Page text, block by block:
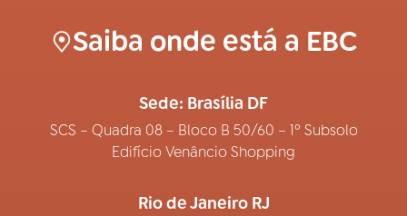
Saiba onde está a EBC
Sede: Brasília DF
SCS – Quadra 08 – Bloco B 50/60 – 1º Subsolo
Edifício Venâncio Shopping
Rio de Janeiro RJ